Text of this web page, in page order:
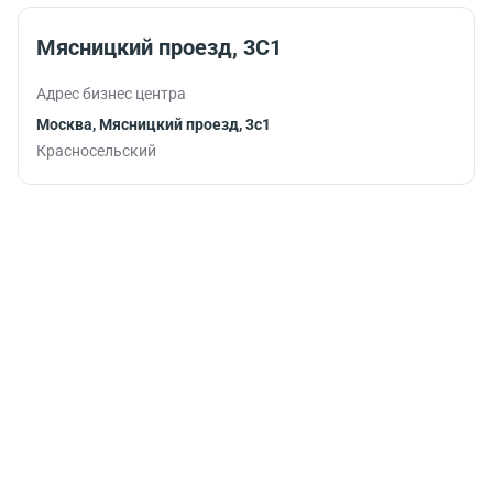
Мясницкий проезд, 3С1
Адрес бизнес центра
Москва, Мясницкий проезд, 3с1
Красносельский